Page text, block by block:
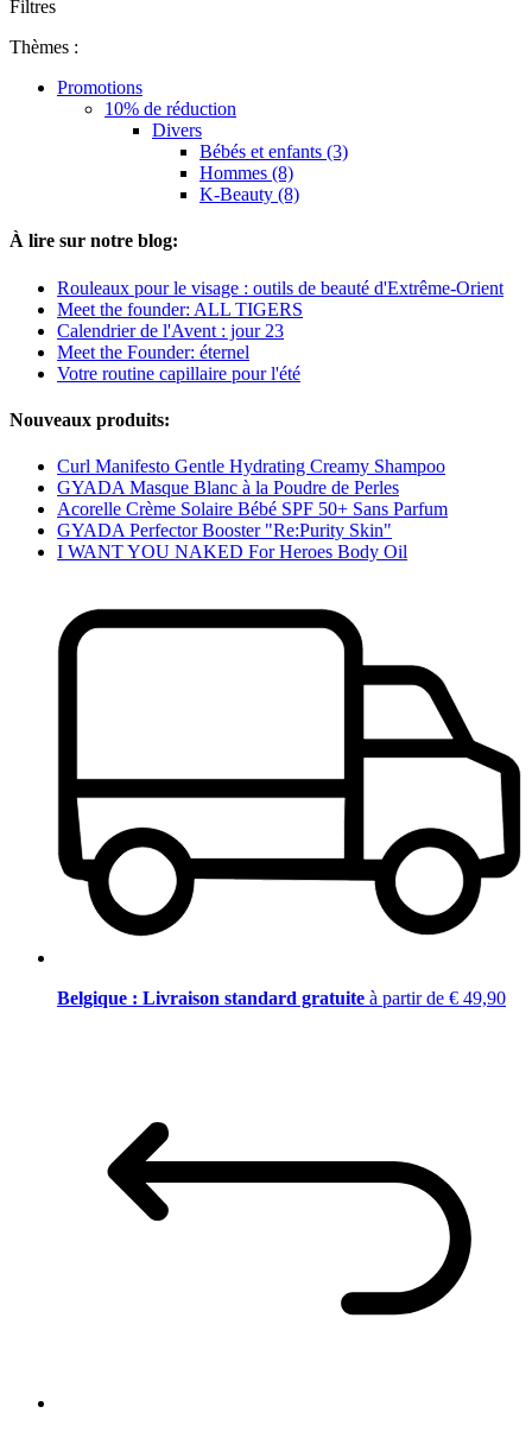
Filtres
Thèmes :
Promotions
10% de réduction
Divers
Bébés et enfants (3)
Hommes (8)
K-Beauty (8)
À lire sur notre blog:
Rouleaux pour le visage : outils de beauté d'Extrême-Orient
Meet the founder: ALL TIGERS
Calendrier de l'Avent : jour 23
Meet the Founder: éternel
Votre routine capillaire pour l'été
Nouveaux produits:
Curl Manifesto Gentle Hydrating Creamy Shampoo
GYADA Masque Blanc à la Poudre de Perles
Acorelle Crème Solaire Bébé SPF 50+ Sans Parfum
GYADA Perfector Booster "Re:Purity Skin"
I WANT YOU NAKED For Heroes Body Oil
Belgique : Livraison standard gratuite à partir de € 49,90